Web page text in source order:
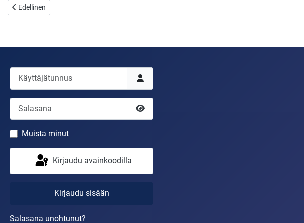
Edellinen artikkeli: Taas kansat kuohuu!
Edellinen
Käyttäjätunnus
Salasana
Näytä salasana
Muista minut
Kirjaudu avainkoodilla
Kirjaudu sisään
Salasana unohtunut?